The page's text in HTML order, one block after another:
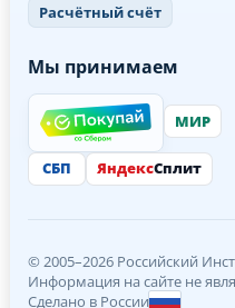
Расчётный счёт
Мы принимаем
МИР
СБП ЯндексСплит
© 2005–2026 Российский
Информация на сайте не
Сделано в России